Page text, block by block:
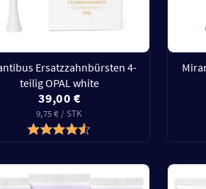
Ersatzzahnbürsten 4-
teilig OPAL white
39,00 €
9,75 € / STK